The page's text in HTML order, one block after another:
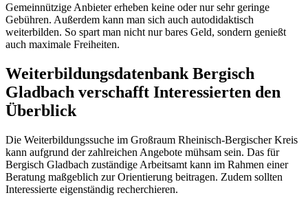
Gemeinnützige Anbieter erheben keine oder nur sehr geringe
Gebühren. Außerdem kann man sich auch autodidaktisch
weiterbilden. So spart man nicht nur bares Geld, sondern genießt
auch maximale Freiheiten.
Weiterbildungsdatenbank Bergisch
Gladbach verschafft Interessierten den
Überblick
Die Weiterbildungssuche im Großraum Rheinisch-Bergischer Kreis
kann aufgrund der zahlreichen Angebote mühsam sein. Das für
Bergisch Gladbach zuständige Arbeitsamt kann im Rahmen einer
Beratung maßgeblich zur Orientierung beitragen. Zudem sollten
Interessierte eigenständig recherchieren.